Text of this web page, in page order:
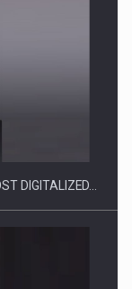
noilor
DIGITALIZED…